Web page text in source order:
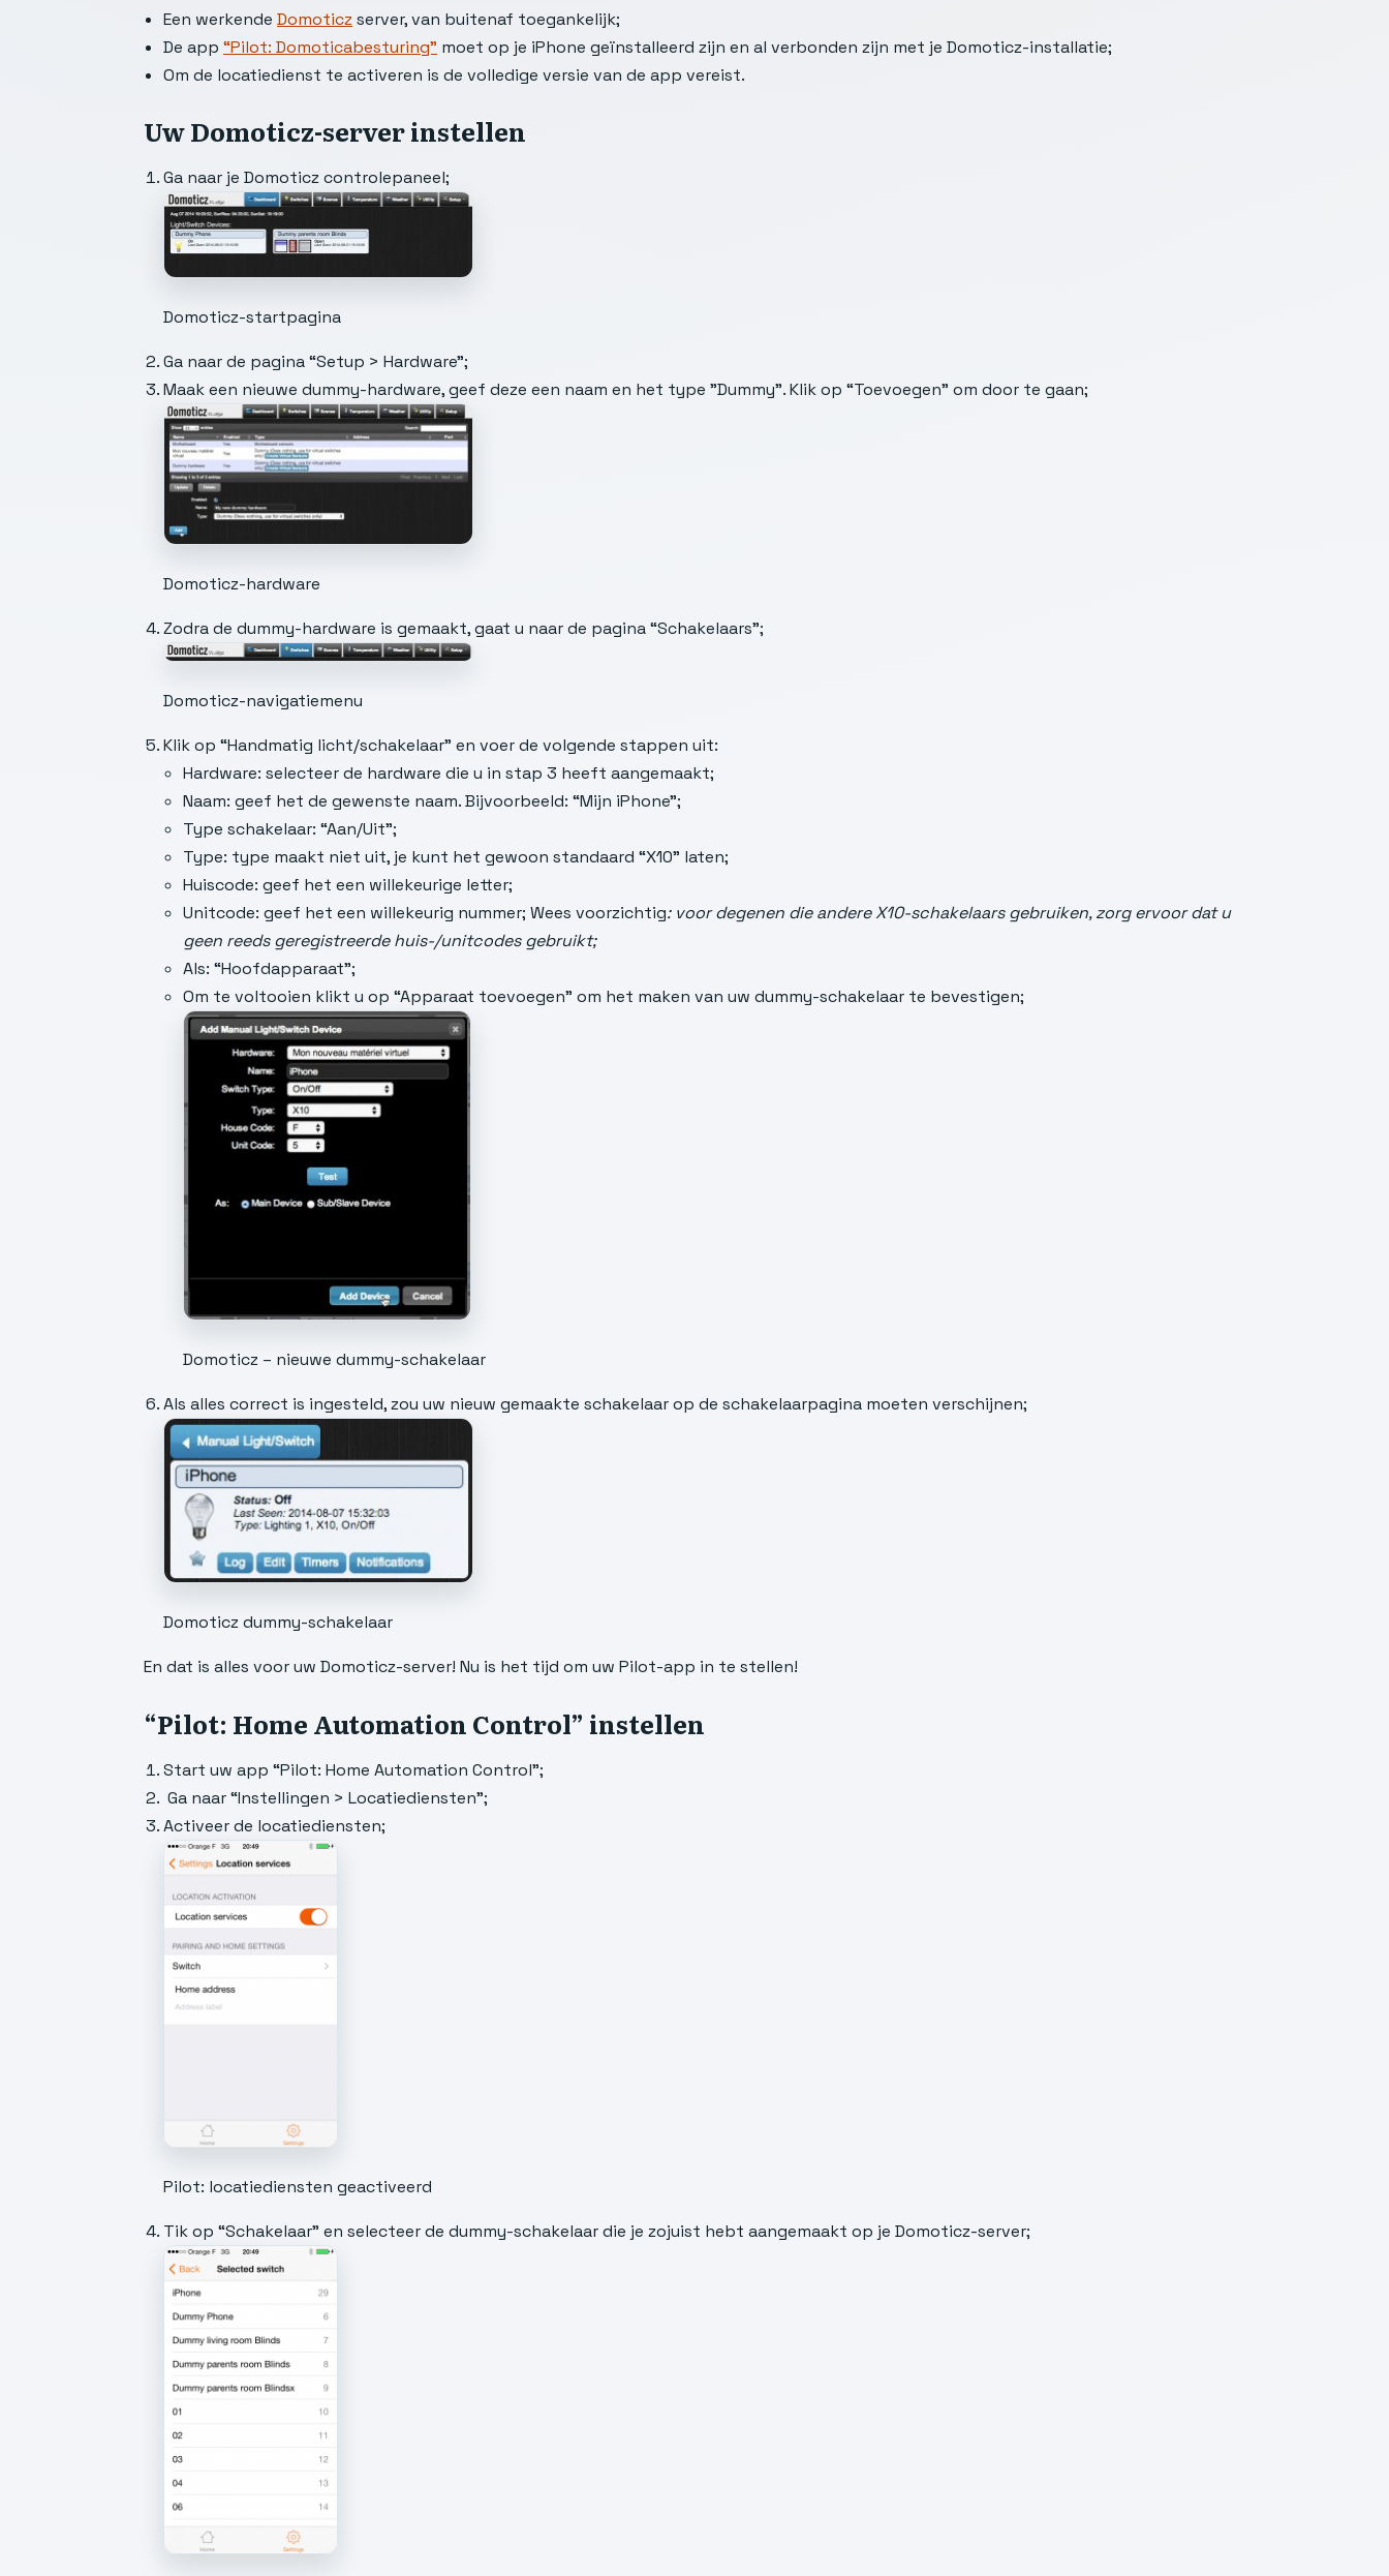
Een werkendeDomoticzserver, van buitenaf toegankelijk;
De app“Pilot: Domoticabesturing” moet op je iPhone geïnstalleerd zijn en al verbonden zijn met je Domoticz-installatie;
Om de locatiedienst te activeren is de volledige versie van de app vereist.
Uw Domoticz-server instellen
Ga naar je Domoticz controlepaneel;
Domoticz-startpagina
Ga naar de pagina “Setup > Hardware”;
Maak een nieuwe dummy-hardware, geef deze een naam en het type "Dummy". Klik op “Toevoegen” om door te gaan;
Domoticz-hardware
Zodra de dummy-hardware is gemaakt, gaat u naar de pagina “Schakelaars”;
Domoticz-navigatiemenu
Klik op “Handmatig licht/schakelaar” en voer de volgende stappen uit:
Hardware: selecteer de hardware die u in stap 3 heeft aangemaakt;
Naam: geef het de gewenste naam. Bijvoorbeeld: “Mijn iPhone”;
Type schakelaar: “Aan/Uit”;
Type: type maakt niet uit, je kunt het gewoon standaard “X10” laten;
Huiscode: geef het een willekeurige letter;
Unitcode: geef het een willekeurig nummer; Wees voorzichtig: voor degenen die andere X10-schakelaars gebruiken, zorg ervoor dat u
geen reeds geregistreerde huis-/unitcodes gebruikt;
Als: “Hoofdapparaat”;
Om te voltooien klikt u op “Apparaat toevoegen” om het maken van uw dummy-schakelaar te bevestigen;
Domoticz – nieuwe dummy-schakelaar
Als alles correct is ingesteld, zou uw nieuw gemaakte schakelaar op de schakelaarpagina moeten verschijnen;
Domoticz dummy-schakelaar
En dat is alles voor uw Domoticz-server! Nu is het tijd om uw Pilot-app in te stellen!
“Pilot: Home Automation Control” instellen
Start uw app “Pilot: Home Automation Control”;
Ga naar “Instellingen > Locatiediensten”;
Activeer de locatiediensten;
Pilot: locatiediensten geactiveerd
Tik op “Schakelaar” en selecteer de dummy-schakelaar die je zojuist hebt aangemaakt op je Domoticz-server;